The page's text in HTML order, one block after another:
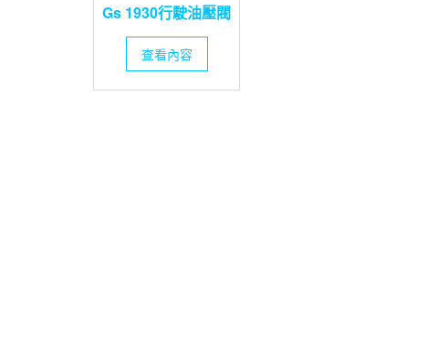
Gs 1930行駛油壓閥
查看內容